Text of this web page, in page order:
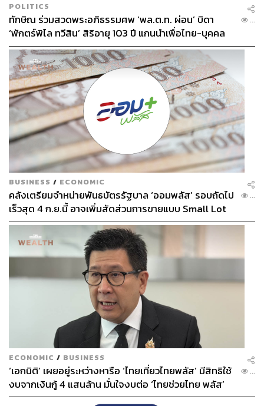
POLITICS
ทักษิณ ร่วมสวดพระอภิธรรมศพ ‘พล.ต.ท. ผ่อน’ บิดา
‘พักตร์พิไล ทวีสิน’ สิริอายุ 103 ปี แกนนำเพื่อไทย-บุคคล
หลากวงการร่วมอาลัย
...
BUSINESS / ECONOMIC
คลังเตรียมจำหน่ายพันธบัตรรัฐบาล ‘ออมพลัส’ รอบถัดไป
เร็วสุด 4 ก.ย.นี้ อาจเพิ่มสัดส่วนการขายแบบ Small Lot
First มากขึ้น
...
ECONOMIC / BUSINESS
‘เอกนิติ’ เผยอยู่ระหว่างหารือ ‘ไทยเที่ยวไทยพลัส’ มีสิทธิใช้
งบจากเงินกู้ 4 แสนล้าน มั่นใจงบต่อ ‘ไทยช่วยไทย พลัส’
เฟส 2 มีเพียงพอ
...